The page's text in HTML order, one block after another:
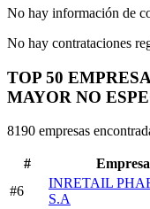
No hay información de
No hay contrataciones
TOP 50
MAYOR NO
8190 empresas
# Empresa
#6
INRETAIL
S.A